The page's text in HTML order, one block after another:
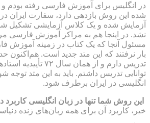
در انگلیس برای آموزش فارسی رفته بودم و
شده این روش بازدهی دارد، سفارت ایران
آزمایش شده و یک کلاس آزمایشی تشکیل
نشد. در اینجا هم به مراکز آموزش فارسی
مسئول آنجا که یک کتاب در زمینه آموزش
بار نرفتند که این متد جدید است. هم‌اکنون
تدریس دارم و از همان
توانایی تدریس داشتم. باید به این متد توجه
انگلیسی در ایران برطرف شود.
این روش شما تنها در زبان انگلیسی کاربرد
خیر، کاربرد آن برای همه زبان‌های زنده